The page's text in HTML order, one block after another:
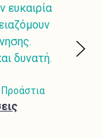
να
όποτε
απλά